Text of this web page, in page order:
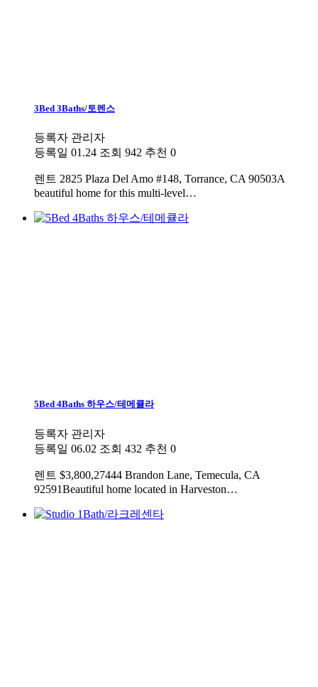
3Bed 3Baths/토렌스
등록자 관리자
등록일 01.24 조회 942 추천 0
렌트 2825 Plaza Del Amo #148, Torrance, CA 90503A
beautiful home for this multi-level…
5Bed 4Baths 하우스/테메큘라
등록자 관리자
등록일 06.02 조회 432 추천 0
렌트 $3,800,27444 Brandon Lane, Temecula, CA
92591Beautiful home located in Harveston…